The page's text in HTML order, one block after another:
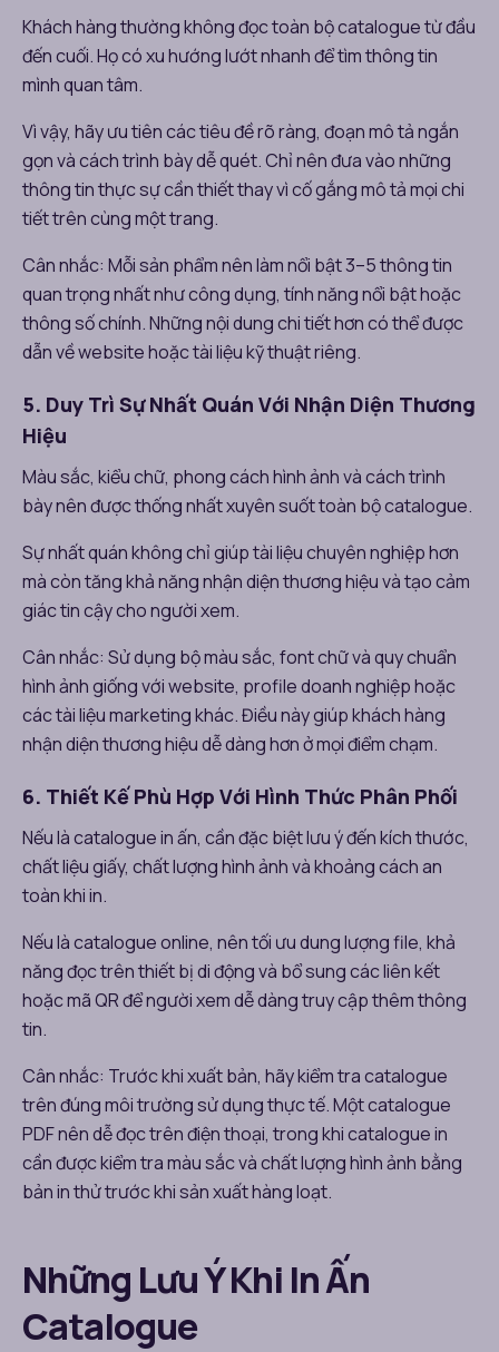
Khách hàng thường không đọc toàn bộ catalogue từ đầu
đến cuối. Họ có xu hướng lướt nhanh để tìm thông tin
mình quan tâm.
Vì vậy, hãy ưu tiên các tiêu đề rõ ràng, đoạn mô tả ngắn
gọn và cách trình bày dễ quét. Chỉ nên đưa vào những
thông tin thực sự cần thiết thay vì cố gắng mô tả mọi chi
tiết trên cùng một trang.
Cân nhắc: Mỗi sản phẩm nên làm nổi bật 3–5 thông tin
quan trọng nhất như công dụng, tính năng nổi bật hoặc
thông số chính. Những nội dung chi tiết hơn có thể được
dẫn về website hoặc tài liệu kỹ thuật riêng.
5. Duy Trì Sự Nhất Quán Với Nhận Diện Thương
Hiệu
Màu sắc, kiểu chữ, phong cách hình ảnh và cách trình
bày nên được thống nhất xuyên suốt toàn bộ catalogue.
Sự nhất quán không chỉ giúp tài liệu chuyên nghiệp hơn
mà còn tăng khả năng nhận diện thương hiệu và tạo cảm
giác tin cậy cho người xem.
Cân nhắc: Sử dụng bộ màu sắc, font chữ và quy chuẩn
hình ảnh giống với website, profile doanh nghiệp hoặc
các tài liệu marketing khác. Điều này giúp khách hàng
nhận diện thương hiệu dễ dàng hơn ở mọi điểm chạm.
6. Thiết Kế Phù Hợp Với Hình Thức Phân Phối
Nếu là catalogue in ấn, cần đặc biệt lưu ý đến kích thước,
chất liệu giấy, chất lượng hình ảnh và khoảng cách an
toàn khi in.
Nếu là catalogue online, nên tối ưu dung lượng file, khả
năng đọc trên thiết bị di động và bổ sung các liên kết
hoặc mã QR để người xem dễ dàng truy cập thêm thông
tin.
Cân nhắc: Trước khi xuất bản, hãy kiểm tra catalogue
trên đúng môi trường sử dụng thực tế. Một catalogue
PDF nên dễ đọc trên điện thoại, trong khi catalogue in
cần được kiểm tra màu sắc và chất lượng hình ảnh bằng
bản in thử trước khi sản xuất hàng loạt.
Những Lưu Ý Khi In Ấn
Catalogue